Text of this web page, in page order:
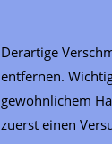
Derartige
entfernen.
gewöhnlichem
zuerst einen